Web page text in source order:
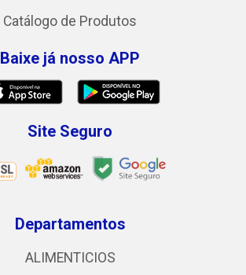
Catálogo de Produtos
Baixe já nosso APP
Site Seguro
Departamentos
ALIMENTICIOS